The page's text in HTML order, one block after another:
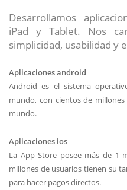
Desarrollamos
iPad y Tablet. Nos
simplicidad, usabilidad y
Aplicaciones android
Android es el sistema
mundo, con cientos de
mundo.
Aplicaciones ios
La App Store posee más de 1
millones de usuarios tienen su
para hacer pagos directos.